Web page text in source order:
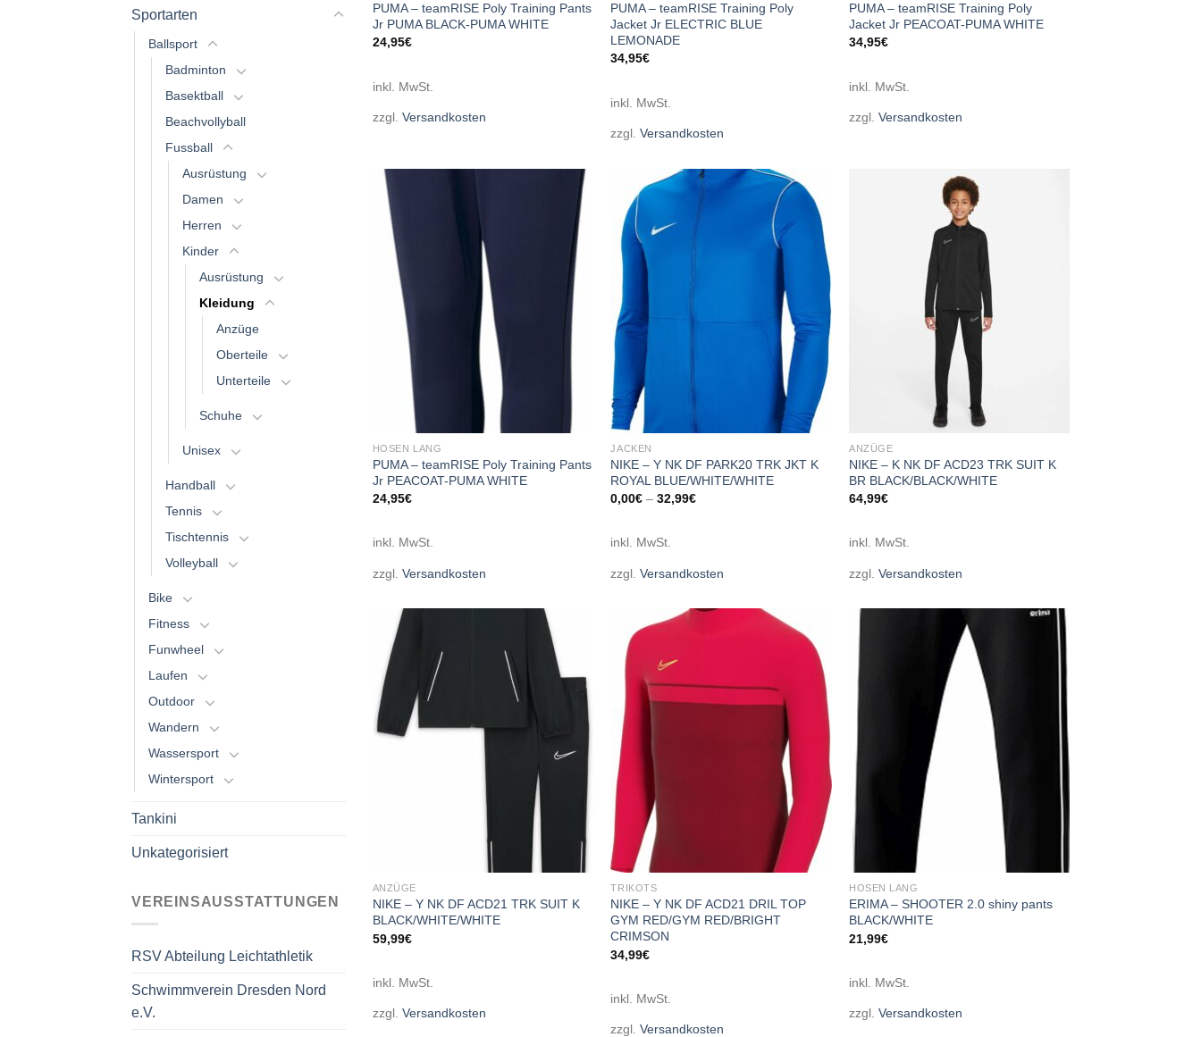
Sportarten
Ballsport
Badminton
Basektball
Beachvollyball
Fussball
Ausrüstung
Damen
Herren
Kinder
Ausrüstung
Kleidung
Anzüge
Oberteile
Unterteile
Schuhe
Unisex
Handball
Tennis
Tischtennis
Volleyball
Bike
Fitness
Funwheel
Laufen
Outdoor
Wandern
Wassersport
Wintersport
Tankini
Unkategorisiert
VEREINSAUSSTATTUNGEN
RSV Abteilung Leichtathletik
Schwimmverein Dresden Nord
e.V.
PUMA – teamRISE Poly Training Pants
Jr PUMA BLACK-PUMA WHITE
24,95€
inkl. MwSt.
zzgl. Versandkosten
PUMA – teamRISE Training Poly
Jacket Jr ELECTRIC BLUE
LEMONADE
34,95€
inkl. MwSt.
zzgl.Versandkosten
PUMA – teamRISE Training Poly
Jacket Jr PEACOAT-PUMA WHITE
34,95€
inkl. MwSt.
zzgl.Versandkosten
wishlist
HOSEN LANG
PUMA – teamRISE Poly Training Pants
Jr PEACOAT-PUMA WHITE
24,95€
inkl. MwSt.
zzgl. Versandkosten
wishlist
JACKEN
NIKE – Y NK DF PARK20 TRK JKT K
ROYAL BLUE/WHITE/WHITE
0,00€ –32,99€
inkl. MwSt.
zzgl.Versandkosten
ANZÜGE
NIKE – K NK DF ACD23 TRK SUIT K
BR BLACK/BLACK/WHITE
64,99€
inkl. MwSt.
zzgl.Versandkosten
Add to
wishlist
ANZÜGE
NIKE – Y NK DF ACD21 TRK SUIT K
BLACK/WHITE/WHITE
59,99€
inkl. MwSt.
zzgl. Versandkosten
TRIKOTS
NIKE – Y NK DF ACD21 DRIL TOP
GYM RED/GYM RED/BRIGHT
CRIMSON
34,99€
inkl. MwSt.
zzgl.Versandkosten
HOSEN LANG
ERIMA – SHOOTER 2.0 shiny pants
BLACK/WHITE
21,99€
inkl. MwSt.
zzgl.Versandkosten